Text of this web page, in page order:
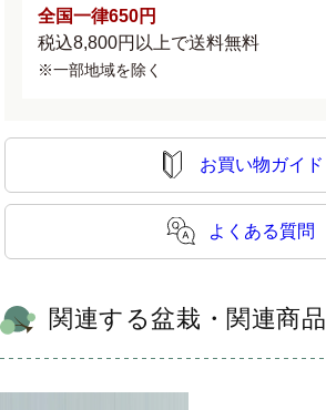
全国一律650円
税込8,800円以上で送料無料
※一部地域を除く
お買い物ガイド
よくある質問
関連する盆栽・関連商品